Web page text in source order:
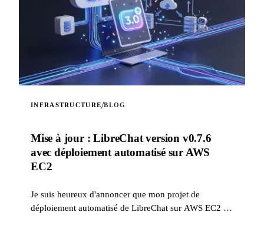
INFRASTRUCTURE/BLOG
Mise à jour : LibreChat version v0.7.6
avec déploiement automatisé sur AWS
EC2
Je suis heureux d'annoncer que mon projet de
déploiement automatisé de LibreChat sur AWS EC2 a